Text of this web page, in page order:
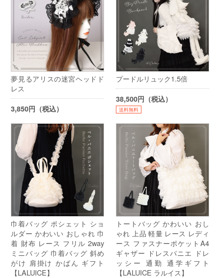
夢見るアリスの迷宮ヘッドド
レス
3,850円（税込）
プードルリュック1.5倍
38,500円（税込）
送料無料
巾着バッグ ポシェット ショ
ルダー かわいい おしゃれ 巾
着 財布 レース フリル 2way
ミニバッグ 巾着バッグ 斜め
がけ 肩掛け かばん ギフト
【LALUICE】
トートバッグ かわいい おし
ゃれ 上品 軽量 レース レディ
ース ファスナーポケットA4
ギャザー ドレスパニエ ドレ
ッシー 通勤 通学ギフト
【LALUICE ラルイス】